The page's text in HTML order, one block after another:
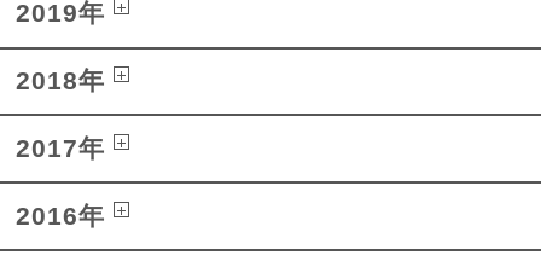
2019年
2018年
2017年
2016年